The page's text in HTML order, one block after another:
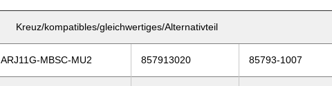
Kreuz/kompatibles/gleichwertiges/Alternativteil
ARJ11G-MBSC-MU2 857913020 85793-1007